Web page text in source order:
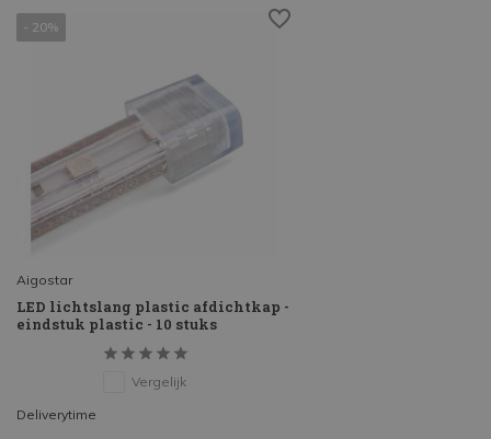
- 20%
Aigostar
LED lichtslang plastic afdichtkap -
eindstuk plastic - 10 stuks
Vergelijk
Deliverytime